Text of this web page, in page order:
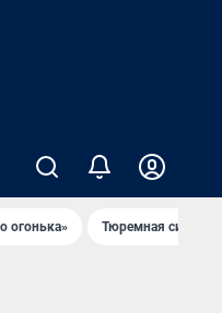
огонька» Тюремная